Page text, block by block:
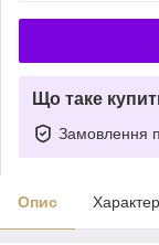
Що таке
Замовлення
Опис